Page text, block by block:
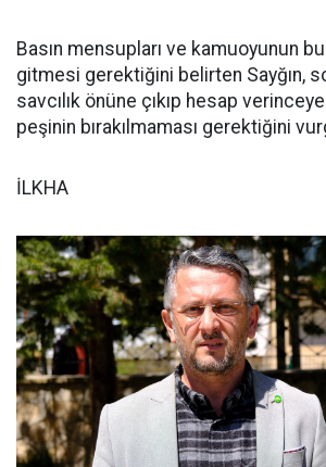
Basın mensupları ve kamuoyunun
gitmesi gerektiğini belirten Sayğın,
savcılık önüne çıkıp hesap
peşinin bırakılmaması gerektiğini
İLKHA